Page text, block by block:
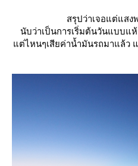
สรุปว่าเจอแต่แส
นับว่าเป็นการเริ่มต้นวันแบบแ
ต่ไหนๆเสียค่าน้ำมันรถมาแล้ว